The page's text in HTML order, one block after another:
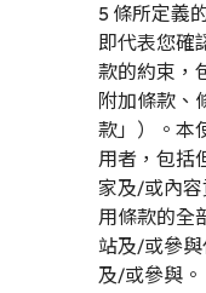
5 條所定義
即代表您確
款的約束，
附加條款、
款」）。本
用者，包括
家及/或內
用條款的全
站及/或參
及/或參與。